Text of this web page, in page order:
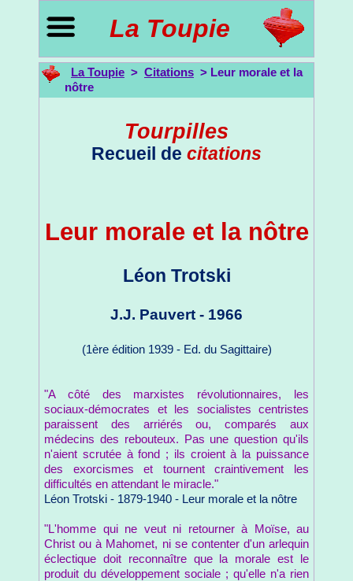
La Toupie
La Toupie > Citations > Leur morale et la
nôtre
Tourpilles
Recueil de citations
Leur morale et la nôtre
Léon Trotski
J.J. Pauvert - 1966
(1ère édition 1939 - Ed. du Sagittaire)
"A côté des marxistes révolutionnaires, les
sociaux-démocrates et les socialistes centristes
paraissent des arriérés ou, comparés aux
médecins des rebouteux. Pas une question qu'ils
n'aient scrutée à fond ; ils croient à la puissance
des exorcismes et tournent craintivement les
difficultés en attendant le miracle."
Léon Trotski - 1879-1940 - Leur morale et la nôtre
"L'homme qui ne veut ni retourner à Moïse, au
Christ ou à Mahomet, ni se contenter d'un arlequin
éclectique doit reconnaître que la morale est le
produit du développement sociale ; qu'elle n'a rien